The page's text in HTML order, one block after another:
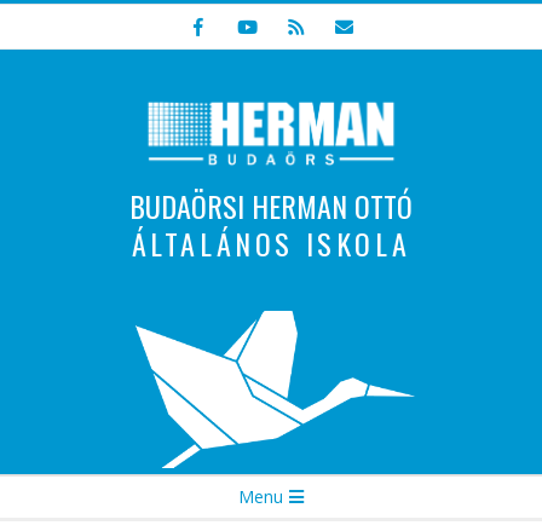
to
BUDAÖRSI HERMAN OTTÓ
ÁLTALÁNOS ISKOLA
Indulunk! Hamarosan újraindul oldalunk!
Menu